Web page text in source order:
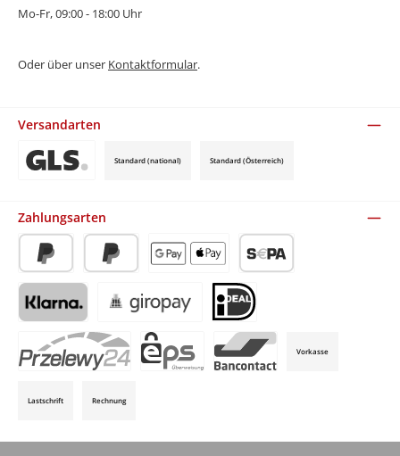
Mo-Fr, 09:00 - 18:00 Uhr
Oder über unser Kontaktformular.
Versandarten
Standard (national) Standard (Österreich)
Zahlungsarten
PayPal Später BezahlenApple Pay / Google Pay (via Stripe)
SEPA-Lastschrift (via Stripe)
Klarna (via Stripe)Giropay (via Stripe) iDeal (via Stripe)
Vorkasse
Lastschrift Rechnung